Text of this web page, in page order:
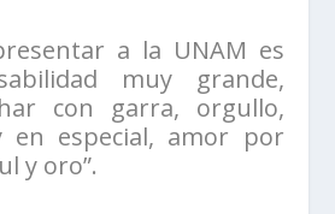
a la UNAM es
muy grande,
con garra, orgullo,
en especial, amor por
y oro”.